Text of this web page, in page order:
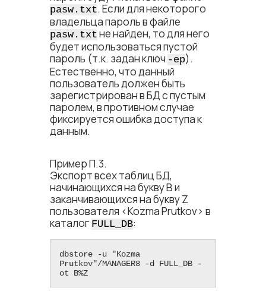
pasw.txt. Если для некоторого
владельца пароль в файле
pasw.txt не найден, то для него
будет использоваться пустой
пароль (т.к. задан ключ -ep).
Естественно, что данный
пользователь должен быть
зарегистрирован в БД с пустым
паролем, в противном случае
фиксируется ошибка доступа к
данным.
Пример П.3.
Экспорт всех таблиц БД,
начинающихся на букву B и
заканчивающихся на букву Z
пользователя <​Kozma Prutkov​> в
каталог FULL_DB:
dbstore -u "Kozma
Prutkov"/MANAGER8 -d FULL_DB -
ot B%Z